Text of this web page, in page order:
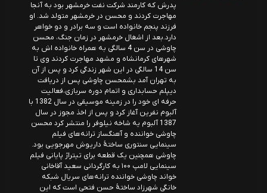
پدرش که کارمند شرکت نفت خرمشهر بود به آنجا
مهاجرت کردند و محسن در خرمشهر متولد شد. او
فرزند پنجم خانواده است و سه برادر و دو خواهر
دارد.بعد از اشغال خرمشهر در زمان جنگ، محسن
چاوشی در سن 4 سالگی به همراه خانواده اش به
شهرهای کرمانشاه و مشهد مهاجرت کردند وی تا
سن 14 سالگی در این شهر زندگی کرد و پس از آن
به تهران آمد بشمحسن چاوشی پس از دریافت
دیپلم حسابداری و اتمام دوره سربازی،فعالیت
حرفه ای خود را در زمینه موسیقی در سال 1382 با
آلبوم نفرین آغاز کرد و پس از اخذ مجوز در سال
1387 آلبوم یه شاخه نیلوفر را منتشر کرد محسن
چاوشی خواننده و آهنگساز ترانه‌های فیلم
سینمایی سنتوری ساختهٔ داریوش مهرجویی بود.
چاوشی همچنین یک قطعه برای تیتراژ پایانی فیلم
سینمایی لامپ ۱۰۰ به کارگردانی سعید آقاخانی
خواند چاوشی خواننده ترانه‌های سریال شبکه
خانگی شهرزاد ساختهٔ حسن فتحی است که این